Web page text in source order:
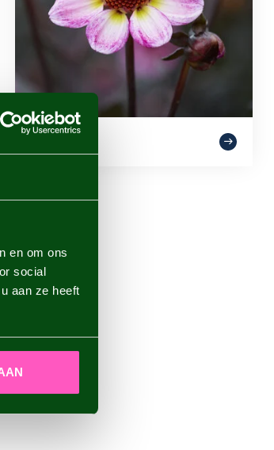
en om ons
social
aan ze heeft